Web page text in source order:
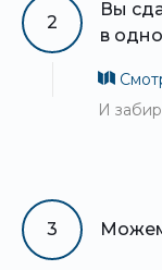
2
Вы
в
И
3